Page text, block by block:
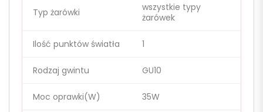
Typ żarówki
wszystkie typy
żarówek
Ilość punktów światła 1
Rodzaj gwintu GU10
Moc oprawki(W) 35W